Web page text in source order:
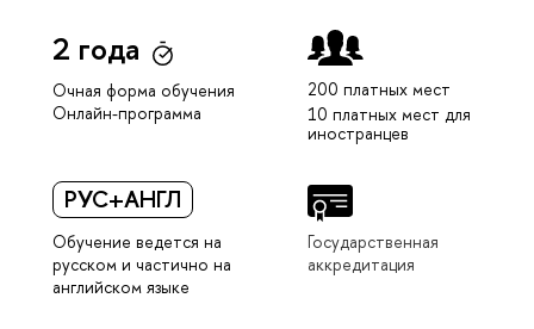
2 года
Очная форма обучения
Онлайн-программа
200 платных мест
10 платных мест для
иностранце
РУС+АНГЛ
Обучение ведется на
русском и частично на
английском языке
Государственная
аккредитация